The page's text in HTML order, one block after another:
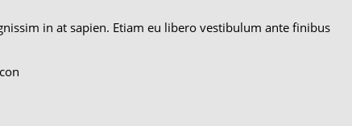
in at sapien. Etiam eu libero vestibulum ante finibus